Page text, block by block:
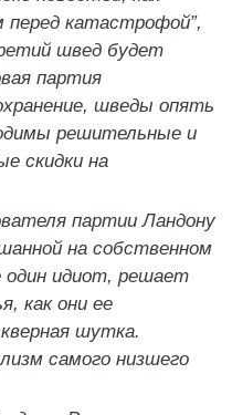
катастрофой”,
швед будет
партия
шведы опять
решительные и
скидки на
партии Ландону
на собственном
один идиот, решает
как они ее
шутка.
самого низшего